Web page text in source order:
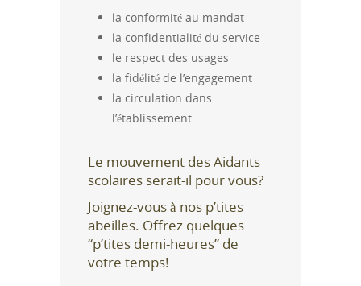
la conformité au mandat
la confidentialité du service
le respect des usages
la fidélité de l’engagement
la circulation dans
l’établissement
Le mouvement des Aidants
scolaires serait-il pour vous?
Joignez-vous à nos p’tites
abeilles. Offrez quelques
“p’tites demi-heures” de
votre temps!